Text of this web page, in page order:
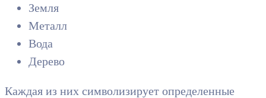
Земля
Металл
Вода
Дерево
Каждая из них символизирует определенные